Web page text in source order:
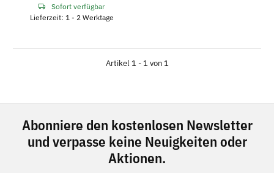
Sofort verfügbar
Lieferzeit: 1 - 2 Werktage
Artikel 1 - 1 von 1
Abonniere den kostenlosen Newsletter
und verpasse keine Neuigkeiten oder
Aktionen.